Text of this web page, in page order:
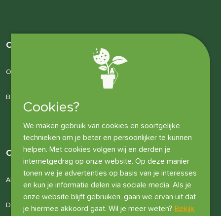
Cookies?
We maken gebruik van cookies en soortgelijke
technieken om je beter en persoonlijker te kunnen
helpen. Met cookies volgen wij en derden je
internetgedrag op onze website. Op deze manier
tonen we je advertenties op basis van je interesses
en kun je informatie delen via sociale media. Als je
onze website blijft gebruiken, gaan we ervan uit dat
je hiermee akkoord gaat. Wil je meer weten? Bekijk
Over ons
Over ons
Bedrijfsgegevens
Overige informatie
Algemene voorwaarden
Disclaimer